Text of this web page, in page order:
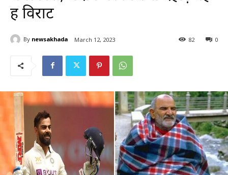
हैं विराट
By newsakhada March 12, 2023 0
82